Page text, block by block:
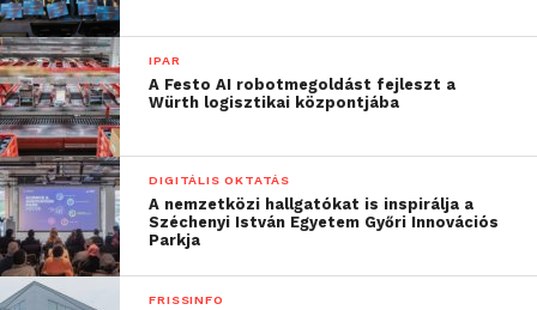
IPAR
A Festo AI robotmegoldást fejleszt a
Würth logisztikai központjába
DIGITÁLIS OKTATÁS
A nemzetközi hallgatókat is inspirálja a
Széchenyi István Egyetem Győri Innovációs
Parkja
FRISSINFO